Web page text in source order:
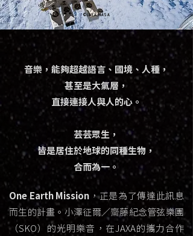
©JAXA/NASA
音樂，能夠超越語言、國境、人種，
甚至是大氣層，
直接連接人與人的心。
芸芸眾生，
皆是居住於地球的同種生物，
合而為一。
One Earth Mission ，正是為了傳達此訊息
而生的計畫。 小澤征爾／齋藤紀念管弦樂團
（SKO）的光明樂音， 在JAXA的攜力合作